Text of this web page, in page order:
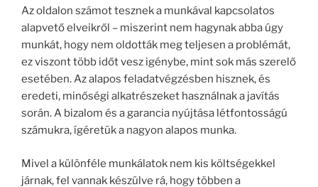
Az oldalon számot tesznek a munkával kapcsolatos
alapvető elveikről – miszerint nem hagynak abba úgy
munkát, hogy nem oldották meg teljesen a problémát,
ez viszont több időt vesz igénybe, mint sok más szerelő
esetében. Az alapos feladatvégzésben hisznek, és
eredeti, minőségi alkatrészeket használnak a javítás
során. A bizalom és a garancia nyújtása létfontosságú
számukra, ígéretük a nagyon alapos munka.
Mivel a különféle munkálatok nem kis költségekkel
járnak, fel vannak készülve rá, hogy többen a